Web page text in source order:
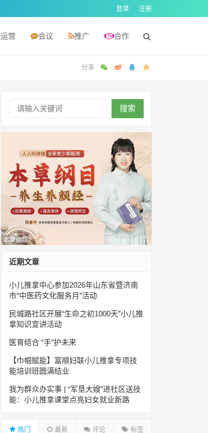
登录 注册
运营 会议 推广 合作
搜索
本草纲目
近期文章
小儿推拿中心参加2026年山东省暨济南
市“中医药文化服务月”活动
民城路社区开展“生命之初1000天”小儿推
拿知识宣讲活动
医育结合 “手”护未来
【巾帼赋能】富顺妇联小儿推拿专项技
能培训班圆满结业
我为群众办实事 | “军垦大嫂”进社区送技
能：小儿推拿课堂点亮妇女就业新路
热门 最新 评论 标签